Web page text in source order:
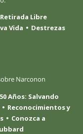
Retirada Libre
Vida
Destrezas
Narconon
50 Años: Salvando
Reconocimientos y
Conozca a